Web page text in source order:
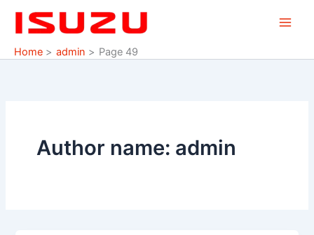
Home
admin Page 49
Author name: admin